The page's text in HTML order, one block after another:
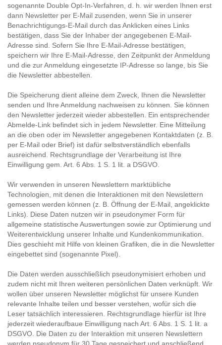
sogenannte Double Opt-In-Verfahren, d. h. wir werden Ihnen erst
dann Newsletter per E-Mail zusenden, wenn Sie in unserer
Benachrichtigungs-E-Mail durch das Anklicken eines Links
bestätigen, dass Sie der Inhaber der angegebenen E-Mail-
Adresse sind. Sofern Sie Ihre E-Mail-Adresse bestätigen,
speichern wir Ihre E-Mail-Adresse, den Zeitpunkt der Anmeldung
und die zur Anmeldung eingesetzte IP-Adresse so lange, bis Sie
die Newsletter abbestellen.
Die Speicherung dient alleine dem Zweck, Ihnen die Newsletter
senden und Ihre Anmeldung nachweisen zu können. Sie können
den Newsletter jederzeit wieder abbestellen. Ein entsprechender
Abmelde-Link befindet sich in jedem Newsletter. Eine Mitteilung
an die oben oder im Newsletter angegebenen Kontaktdaten (z. B.
per E-Mail oder Brief) ist dafür selbstverständlich ebenfalls
ausreichend. Rechtsgrundlage der Verarbeitung ist Ihre
Einwilligung gem. Art. 6 Abs. 1 S. 1 lit. a DSGVO.
Wir verwenden in unseren Newslettern marktübliche
Technologien, mit denen die Interaktionen mit den Newslettern
gemessen werden können (z. B. Öffnung der E-Mail, angeklickte
Links). Diese Daten nutzen wir in pseudonymer Form für
allgemeine statistische Auswertungen sowie zur Optimierung und
Weiterentwicklung unserer Inhalte und Kundenkommunikation.
Dies geschieht mit Hilfe von kleinen Grafiken, die in die Newsletter
eingebettet sind (sogenannte Pixel).
Die Daten werden ausschließlich pseudonymisiert erhoben und
zudem nicht mit Ihren weiteren persönlichen Daten verknüpft. Wir
wollen über unseren Newsletter möglichst für unsere Kunden
relevante Inhalte teilen und besser verstehen, wofür sich die
Leser tatsächlich interessieren. Rechtsgrundlage hierfür ist Ihre
jederzeit wiederaufbaue Einwilligung nach Art. 6 Abs. 1 S. 1 lit. a
DSGVO. Die Daten zu der Interaktion mit unseren Newslettern